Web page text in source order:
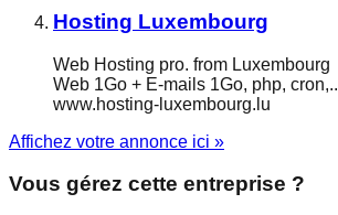
Hosting Luxembourg
Web Hosting pro. from Luxembourg
Web 1Go + E-mails 1Go, php, cron,..
www.hosting-luxembourg.lu
Affichez votre annonce ici »
Vous gérez cette entreprise ?